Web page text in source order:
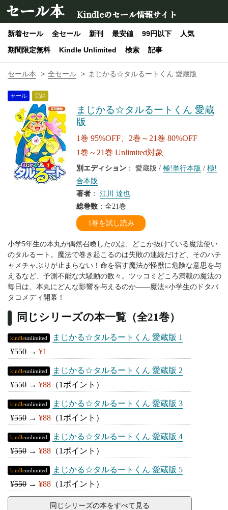
セール本 Kindleのセール情報サイト
新着セール 全セール 新刊 最安値 99円以下
人気
期間限定無料
Kindle Unlimited 検索 記事
セール本 全セール まじかる☆タルるートくん 愛蔵版
セール 完結
まじかる☆タルるートくん 愛蔵
版
1巻 95%OFF、2巻～21巻 80%OFF
1巻～21巻 Unlimited対象
別エディション ： 愛蔵版 / 極!単行本版 / 極!
合本版
著者 ： 江川 達也
総巻数 ：全21巻
1巻を試し読み
小学5年生の本丸が偶然召喚したのは、どこか抜けている魔法使い
のタルるート。魔法で巻き起こるのは失敗の連続だけど、そのハチ
ャメチャぶりが止まらない！命を宿す魔法が怪獣に危険な意思を与
えるなど、予測不能な大騒動の数々。ツッコミどころ満載の魔法の
毎日は、本丸にどんな影響を与えるのか――魔法×小学生のドタバ
タコメディ開幕！
同じシリーズの本一覧（全21巻）
kindleunlimited
まじかる☆タルるートくん 愛蔵版 1
¥550 → ¥1
kindleunlimited
まじかる☆タルるートくん 愛蔵版 2
¥550 → ¥88 （1ポイント）
kindleunlimited
まじかる☆タルるートくん 愛蔵版 3
¥550 → ¥88 （1ポイント）
kindleunlimited
まじかる☆タルるートくん 愛蔵版 4
¥550 → ¥88 （1ポイント）
kindleunlimited
まじかる☆タルるートくん 愛蔵版 5
¥550 → ¥88 （1ポイント）
同じシリーズの本をすべて見る